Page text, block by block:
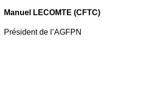
Manuel LECOMTE (CFTC)
Président de l’AGFPN